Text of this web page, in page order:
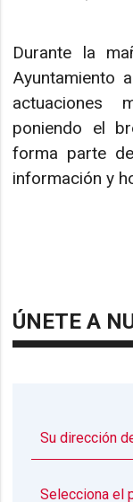
Durante la
Ayuntamiento
actuaciones
poniendo el
forma parte
información y
ÚNETE A